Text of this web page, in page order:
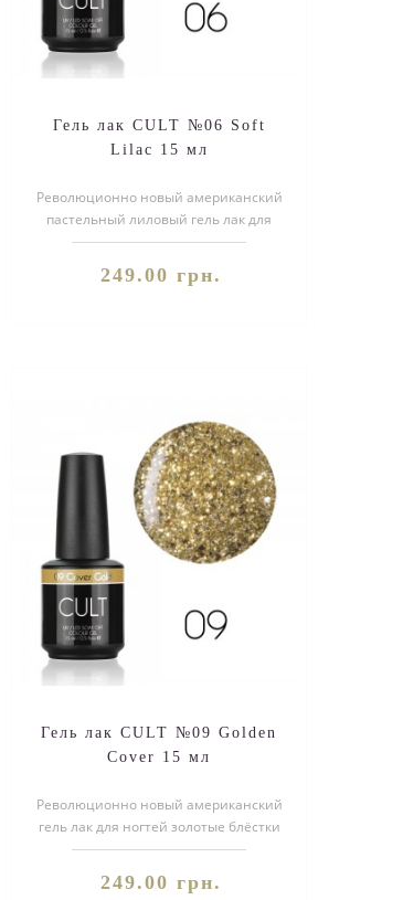
Гель лак CULT №06 Soft
Lilac 15 мл
Революционно новый американский
пастельный лиловый гель лак для
ногтей CULT №06 Soft Lilac. Благодар..
249.00 грн.
Гель лак CULT №09 Golden
Cover 15 мл
Революционно новый американский
гель лак для ногтей золотые блёстки
CULT №09 Golden Cover. Благодаря..
249.00 грн.